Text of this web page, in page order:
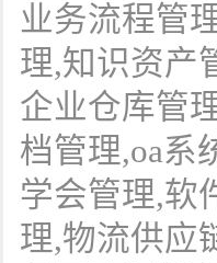
业务流程管
理,知识资产
企业仓库管
档管理,oa系
学会管理,软
理,物流供应